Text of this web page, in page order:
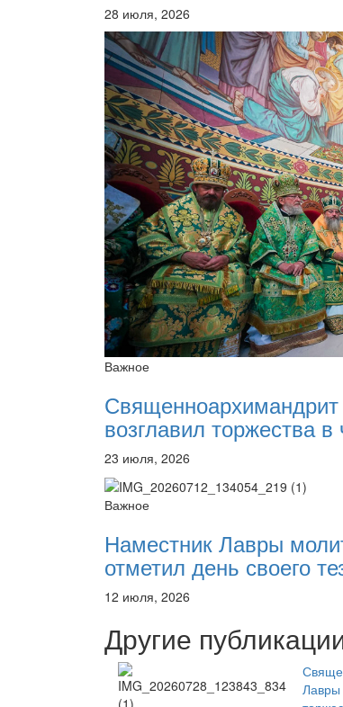
28 июля, 2026
Важное
возглавил торжества в
23 июля, 2026
Важное
Наместник Лавры
отметил день своего
12 июля, 2026
Другие
Лавры